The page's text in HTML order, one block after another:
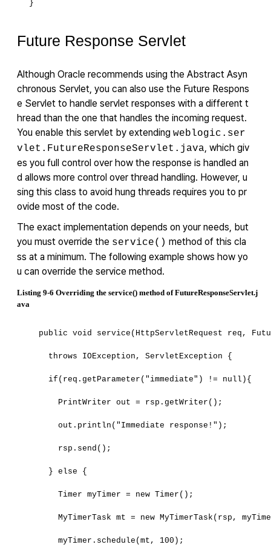
}
Future Response Servlet
Although Oracle recommends using the Abstract Asyn
chronous Servlet, you can also use the Future Respons
e Servlet to handle servlet responses with a different t
hread than the one that handles the incoming request.
You enable this servlet by extendingweblogic.ser
vlet.FutureResponseServlet.java, which giv
es you full control over how the response is handled an
d allows more control over thread handling. However, u
sing this class to avoid hung threads requires you to pr
ovide most of the code.
The exact implementation depends on your needs, but
you must override the service() method of this cla
ss at a minimum. The following example shows how yo
u can override the service method.
Listing 9-6 Overriding the service() method of FutureResponseServlet.j
ava
public void service(HttpServletRequest req,
    throws IOException, ServletException {
    if(req.getParameter("immediate") != null){
      PrintWriter out = rsp.getWriter();
      out.println("Immediate response!");
      rsp.send();
    } else {
      Timer myTimer = new Timer();
MyTimerTask mt = new MyTimerTask(rsp,
      myTimer.schedule(mt, 100);